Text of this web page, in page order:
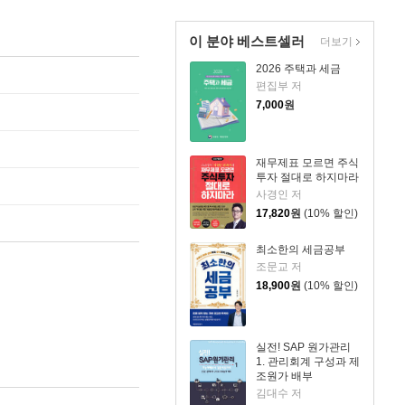
이 분야 베스트셀러
2026 주택과 세금
편집부 저
7,000원
재무제표 모르면 주식
투자 절대로 하지마라
사경인 저
17,820원 (10% 할인)
최소한의 세금공부
조문교 저
18,900원 (10% 할인)
실전! SAP 원가관리
1. 관리회계 구성과 제
조원가 배부
김대수 저
더보기